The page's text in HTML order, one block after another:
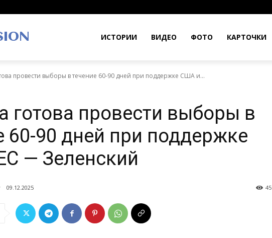
ИСТОРИИ ВИДЕО ФОТО КАРТОЧКИ
провести выборы в течение 60-90 дней при поддержке США и...
готова провести выборы в
60-90 дней при поддержке
— Зеленский
09.12.2025 45